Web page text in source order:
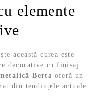
elemente
această curea este
decorative cu finisaj
Berta oferă un
din tendințele actuale